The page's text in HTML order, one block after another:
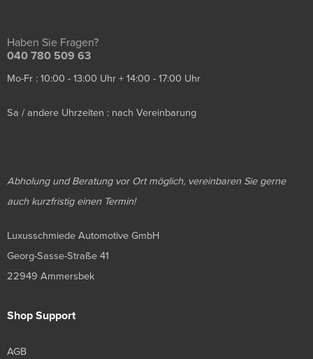
Haben Sie Fragen?
040 780 509 63
Mo-Fr : 10:00 - 13:00 Uhr + 14:00 - 17:00 Uhr
Sa / andere Uhrzeiten : nach Vereinbarung
Abholung und Beratung vor Ort möglich, vereinbaren Sie gerne
auch kurzfristig einen Termin!
Luxusschmiede Automotive GmbH
Georg-Sasse-Straße 41
22949 Ammersbek
Shop Support
AGB